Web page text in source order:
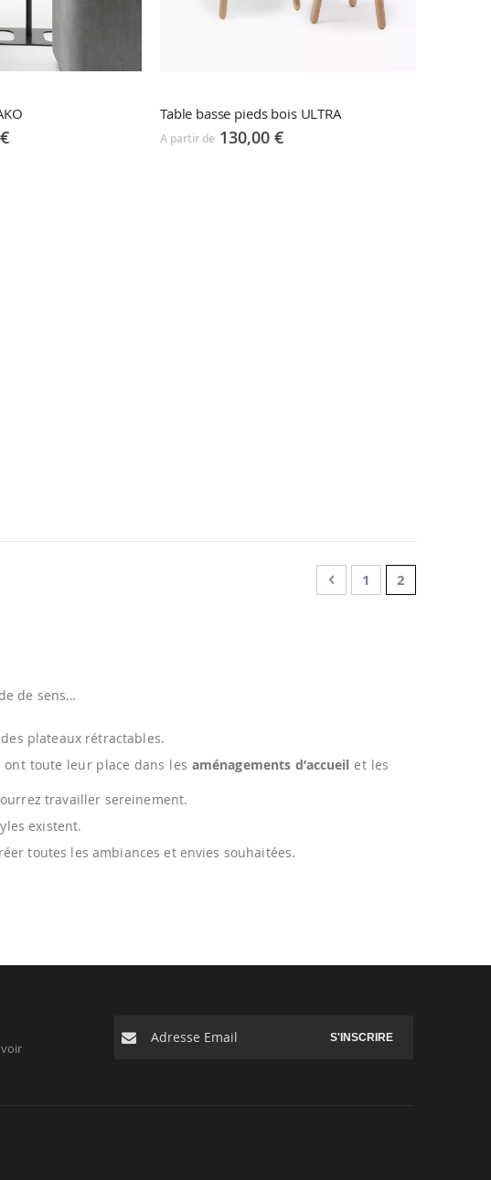
Table basse pieds bois ULTRA
A partir de 130,00 €
PagePage
Précédent
Page
1 You're
2
de sens…
plateaux rétractables.
toute leur place dans les aménagements d’accueil et les
travailler sereinement.
existent.
toutes les ambiances et envies souhaitées.
S'INSCRIRE